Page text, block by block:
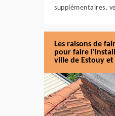
supplémentaires,
Les raisons de
pour faire
ville de Estouy et